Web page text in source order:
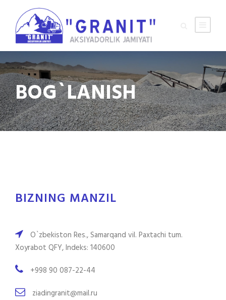
BOG`LANISH
BIZNING MANZIL
O`zbekiston Res., Samarqand vil. Paxtachi tum.
Xoyrabot QFY, Indeks: 140600
+998 90 087-22-44
ziadingranit@mail.ru